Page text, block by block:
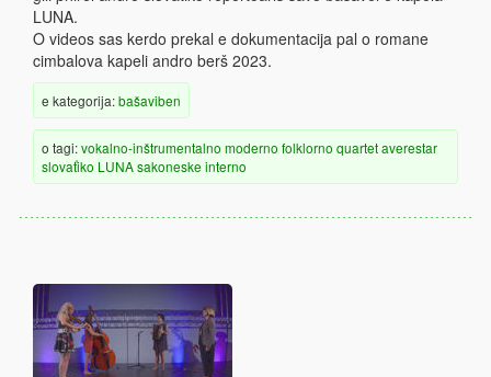
LUNA.
O videos sas kerdo prekal e dokumentacija pal o romane
cimbalova kapeli andro berš 2023.
e kategorija:bašaviben
o tagi:vokalno-inštrumentalno moderno folklorno quartetaverestar
slovaťiko LUNAsakoneske interno